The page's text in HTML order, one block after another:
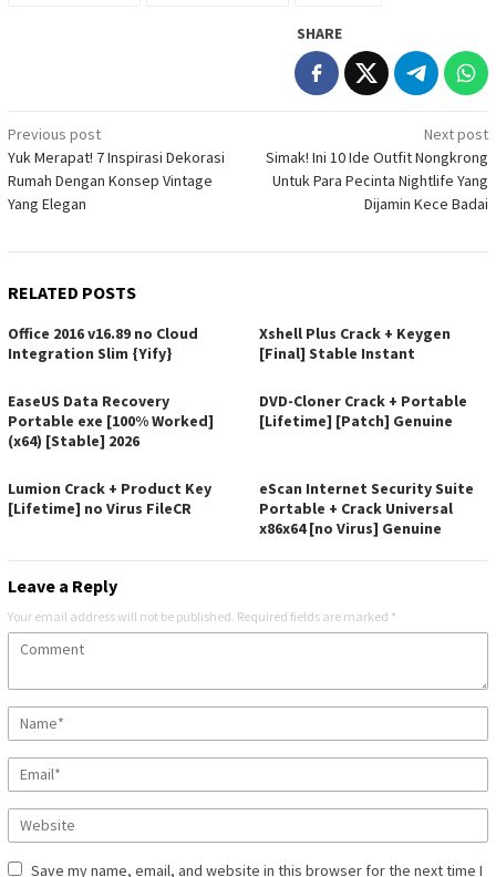
SHARE
Post
navigation
Previous post
Yuk Merapat! 7 Inspirasi Dekorasi
Rumah Dengan Konsep Vintage
Yang Elegan
Next post
Simak! Ini 10 Ide Outfit Nongkrong
Untuk Para Pecinta Nightlife Yang
Dijamin Kece Badai
RELATED POSTS
Office 2016 v16.89 no Cloud
Integration Slim {Yify}
Xshell Plus Crack + Keygen
[Final] Stable Instant
EaseUS Data Recovery
Portable exe [100% Worked]
(x64) [Stable] 2026
DVD-Cloner Crack + Portable
[Lifetime] [Patch] Genuine
Lumion Crack + Product Key
[Lifetime] no Virus FileCR
eScan Internet Security Suite
Portable + Crack Universal
x86x64 [no Virus] Genuine
Leave a Reply
Your email address will not be published. Required fields are marked *
Save my name, email, and website in this browser for the next time I